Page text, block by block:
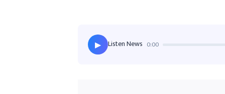
▶ Listen News 0:00